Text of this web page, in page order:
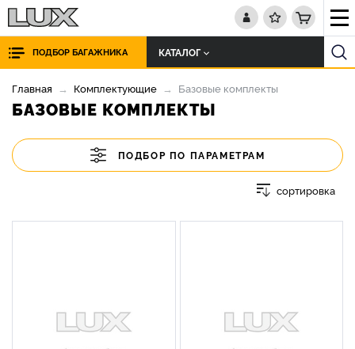
ПОДБОР БАГАЖНИКА КАТАЛОГ
Главная Комплектующие Базовые комплекты
БАЗОВЫЕ КОМПЛЕКТЫ
ПОДБОР ПО ПАРАМЕТРАМ
сортировка